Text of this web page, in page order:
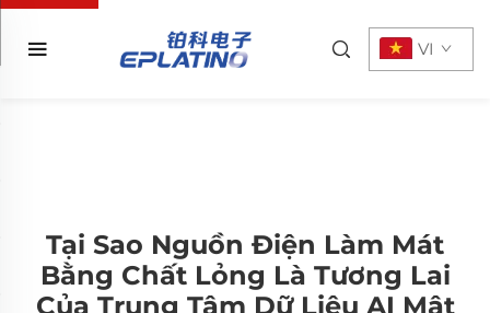
VI
Tại Sao Nguồn Điện Làm Mát
Bằng Chất Lỏng Là Tương Lai
Của Trung Tâm Dữ Liệu AI Mật